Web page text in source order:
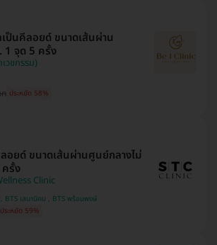
ป็นคีลอยด์ ขนาดเส้นผ่าน
1 จุด 5 ครั้ง
วชกรรม)
ประหยัด 58%
อยด์ ขนาดเส้นผ่านศูนย์กลางไม่
รั้ง
Clinic
BTS อนุสาวรีย์ชัยสมรภูมิ , BTS เสนานิคม , BTS พร้อมพงษ์
ประหยัด 59%